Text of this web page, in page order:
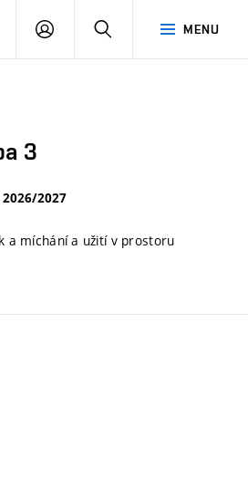
MENU
PŘIHLÁSIT
3
2027
a míchání a užití v prostoru